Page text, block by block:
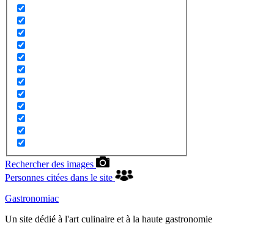
Rechercher des images
Personnes citées dans le site
Gastronomiac
Un site dédié à l'art culinaire et à la haute gastronomie